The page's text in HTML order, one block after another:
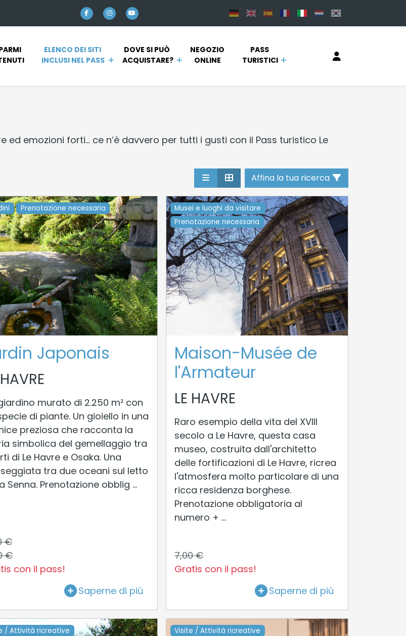
ELENCO DEI SITI
INCLUSI NEL PASS
DOVE SI PUÒ
ACQUISTARE?
NEGOZIO
ONLINE
PASS
TURISTICI
emozioni forti... ce n’è davvero per tutti i gusti con il Pass turistico Le
Affina la tua ricerca
Prenotazione necessaria
Japonais
murato di 2.250 m² con
di piante. Un gioiello in una
preziosa che racconta la
simbolica del gemellaggio tra
di Le Havre e Osaka. Una
tra due oceani sul letto
Senna. Prenotazione obblig ...
€
€
con il pass!
Saperne di più
Musei e luoghi da visitare
Prenotazione necessaria
Maison-Musée de
l'Armateur
LE HAVRE
Raro esempio della vita del XVIII
secolo a Le Havre, questa casa
museo, costruita dall'architetto
delle fortificazioni di Le Havre, ricrea
l'atmosfera molto particolare di una
ricca residenza borghese.
Prenotazione obbligatoria al
numero + ...
7,00 €
Gratis con il pass!
Saperne di più
/ Attività ricreative
Visite / Attività ricreative